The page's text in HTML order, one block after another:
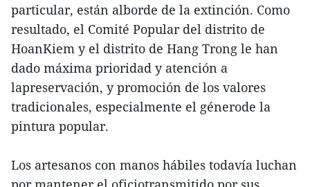
particular, están alborde de la extinción. Como
resultado, el Comité Popular del distrito de
HoanKiem y el distrito de Hang Trong le han
dado máxima prioridad y atención a
lapreservación, y promoción de los valores
tradicionales, especialmente el génerode la
pintura popular.
Los artesanos con manos hábiles todavía luchan